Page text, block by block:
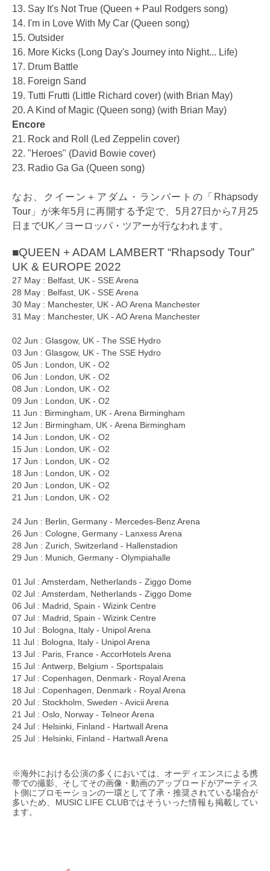
13. Say It's Not True (Queen + Paul Rodgers song)
14. I'm in Love With My Car (Queen song)
15. Outsider
16. More Kicks (Long Day's Journey into Night... Life)
17. Drum Battle
18. Foreign Sand
19. Tutti Frutti (Little Richard cover) (with Brian May)
20. A Kind of Magic (Queen song) (with Brian May)
Encore
21. Rock and Roll (Led Zeppelin cover)
22. "Heroes" (David Bowie cover)
23. Radio Ga Ga (Queen song)
なお、クイーン＋アダム・ランバートの「Rhapsody
Tour」が来年5月に再開する予定で、5月27日から7月25
日までUK／ヨーロッパ・ツアーが行なわれます。
■QUEEN + ADAM LAMBERT “Rhapsody Tour”
UK & EUROPE 2022
27 May : Belfast, UK - SSE Arena
28 May : Belfast, UK - SSE Arena
30 May : Manchester, UK - AO Arena Manchester
31 May : Manchester, UK - AO Arena Manchester
02 Jun : Glasgow, UK - The SSE Hydro
03 Jun : Glasgow, UK - The SSE Hydro
05 Jun : London, UK - O2
06 Jun : London, UK - O2
08 Jun : London, UK - O2
09 Jun : London, UK - O2
11 Jun : Birmingham, UK - Arena Birmingham
12 Jun : Birmingham, UK - Arena Birmingham
14 Jun : London, UK - O2
15 Jun : London, UK - O2
17 Jun : London, UK - O2
18 Jun : London, UK - O2
20 Jun : London, UK - O2
21 Jun : London, UK - O2
24 Jun : Berlin, Germany - Mercedes-Benz Arena
26 Jun : Cologne, Germany - Lanxess Arena
28 Jun : Zurich, Switzerland - Hallenstadion
29 Jun : Munich, Germany - Olympiahalle
01 Jul : Amsterdam, Netherlands - Ziggo Dome
02 Jul : Amsterdam, Netherlands - Ziggo Dome
06 Jul : Madrid, Spain - Wizink Centre
07 Jul : Madrid, Spain - Wizink Centre
10 Jul : Bologna, Italy - Unipol Arena
11 Jul : Bologna, Italy - Unipol Arena
13 Jul : Paris, France - AccorHotels Arena
15 Jul : Antwerp, Belgium - Sportspalais
17 Jul : Copenhagen, Denmark - Royal Arena
18 Jul : Copenhagen, Denmark - Royal Arena
20 Jul : Stockholm, Sweden - Avicii Arena
21 Jul : Oslo, Norway - Telneor Arena
24 Jul : Helsinki, Finland - Hartwall Arena
25 Jul : Helsinki, Finland - Hartwall Arena
※海外における公演の多くにおいては、オーディエンスによる携
帯での撮影、そしてその画像・動画のアップロードがアーティス
ト側にプロモーションの一環として了承・推奨されている場合が
多いため、MUSIC LIFE CLUBではそういった情報も掲載してい
ます。